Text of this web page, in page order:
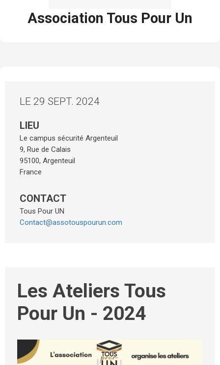
Association Tous Pour Un
LE 29 SEPT. 2024
LIEU
Le campus sécurité Argenteuil
9, Rue de Calais
95100, Argenteuil
France
CONTACT
Tous Pour UN
Contact@assotouspourun.com
Les Ateliers Tous
Pour Un - 2024